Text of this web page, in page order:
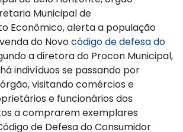
Municipal de
Econômico, alerta a população
do Novocódigo de defesa do
a diretora do Procon Municipal,
indivíduos se passando por
visitando comércios e
e funcionários dos
a comprarem exemplares
de Defesa do Consumidor